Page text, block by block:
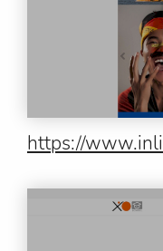
https://